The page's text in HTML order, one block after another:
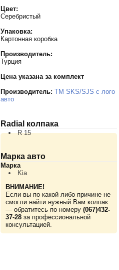
Цвет:
Серебристый
Упаковка:
Картонная коробка
Производитель:
Турция
Цена указана за комплект
Производитель: TM SKS/SJS с лого
авто
Radial колпака
R 15
Марка авто
Марка
Kia
ВНИМАНИЕ!
Если вы по какой либо причине не
смогли найти нужный Вам колпак
— обратитесь по номеру (067)432-
37-28 за профессиональной
консультацией.